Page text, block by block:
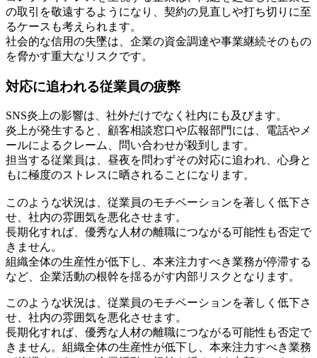
の取引を敬遠するようになり、契約の見直しや打ち切りに至
るケースも考えられます。
社会的な信用の失墜は、企業の資金調達や事業継続そのもの
を脅かす重大なリスクです。
対応に追われる従業員の疲弊
SNS炎上の影響は、社外だけでなく社内にも及びます。
炎上が発生すると、顧客相談窓口や広報部門には、電話やメ
ールによるクレーム、問い合わせが殺到します。
担当する従業員は、昼夜を問わずその対応に追われ、心身と
もに極度のストレスに晒されることになります。
このような状況は、従業員のモチベーションを著しく低下さ
せ、社内の雰囲気を悪化させます。
長期化すれば、優秀な人材の離職につながる可能性も否定で
きません。
組織全体の生産性が低下し、本来注力すべき業務が停滞する
など、企業活動の根幹を揺るがす内部リスクとなります。
このような状況は、従業員のモチベーションを著しく低下さ
せ、社内の雰囲気を悪化させます。
長期化すれば、優秀な人材の離職につながる可能性も否定で
きません。組織全体の生産性が低下し、本来注力すべき業務